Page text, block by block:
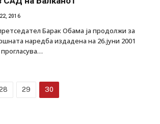
2016
Барак Обама ја продолжи за
наредба издадена на 26.јуни 2001
прогласува…
29 30